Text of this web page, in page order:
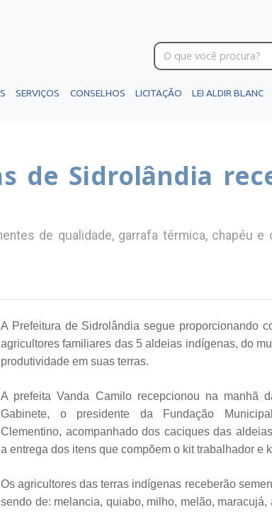
SERVIÇOS CONSELHOS LICITAÇÃO LEI ALDIR BLANC
de Sidrolândia
de qualidade, garrafa térmica, chapéu e
A Prefeitura de Sidrolândia segue proporcionando
agricultores familiares das 5 aldeias indígenas, do
produtividade em suas terras.
A prefeita Vanda Camilo recepcionou na manhã
Gabinete, o presidente da Fundação
Clementino, acompanhado dos caciques das
a entrega dos itens que compõem o kit trabalhador e
Os agricultores das terras indígenas receberão
sendo de: melancia, quiabo, milho, melão,